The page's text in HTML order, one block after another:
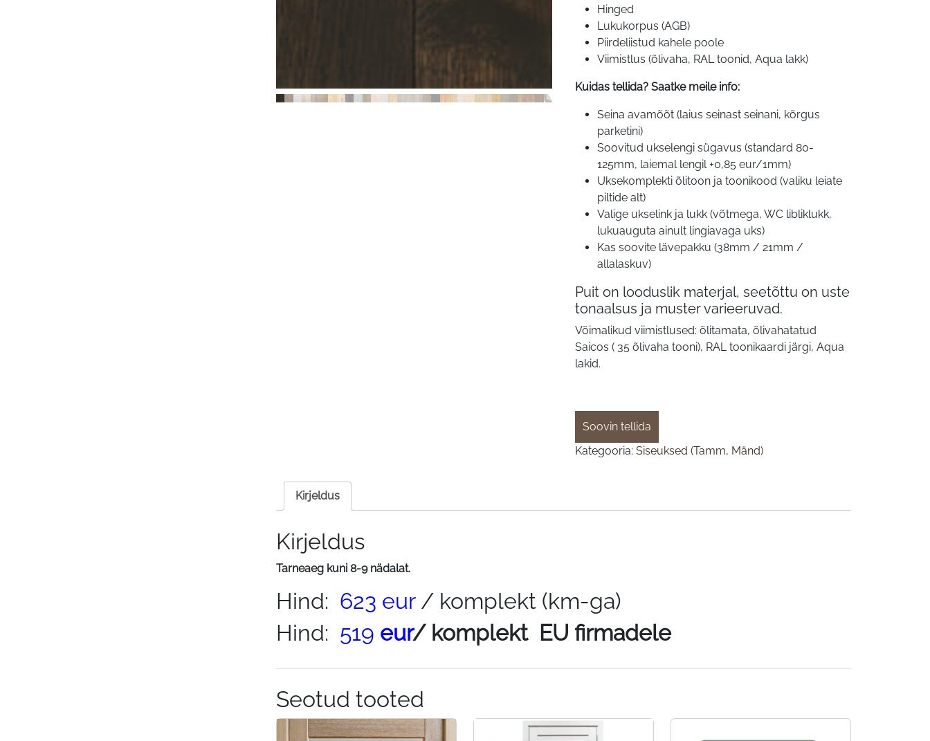
Hinged
Lukukorpus (AGB)
Piirdeliistud kahele poole
Viimistlus (õlivaha, RAL toonid, Aqua lakk)
Kuidas tellida? Saatke meile info:
Seina avamõõt (laius seinast seinani, kõrgus
parketini)
Soovitud ukselengi sügavus (standard 80-
125mm, laiemal lengil +0,85 eur/1mm)
Uksekomplekti õlitoon ja toonikood (valiku leiate
piltide alt)
Valige ukselink ja lukk (võtmega, WC libliklukk,
lukuauguta ainult lingiavaga uks)
Kas soovite lävepakku (38mm / 21mm /
allalaskuv)
Puit on looduslik materjal, seetõttu on uste
tonaalsus ja muster varieeruvad.
Võimalikud viimistlused: õlitamata, õlivahatatud
Saicos ( 35 õlivaha tooni), RAL toonikaardi järgi, Aqua
lakid.
Soovin tellida
Kategooria:Siseuksed (Tamm, Mänd)
Kirjeldus
Kirjeldus
Tarneaeg kuni 8-9 nädalat.
Hind: 623 eur/ komplekt (km-ga)
Hind: 519 eur/ komplekt EU firmadele
Seotud tooted